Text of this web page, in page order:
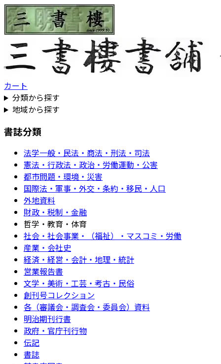
カート
分類から探す
地域から探す
書誌分類
法学一般・民法・商法・刑法・司法
憲法・行政法・政治・労働運動・公害
都市問題・環境・災害
国際法・軍事・外交・条約・移民・人口
外地資料
財政・税制・金融
哲学・教育・体育
社会・社会事業・（福祉）・マスコミ・労働
産業・会社史
経済・経営・会計・地理・統計
営業報告書
文学・美術・工芸・考古・民俗
創刊号コレクション
各（審議会・調査会・委員会）資料
明治期刊行書
政府・官庁刊行物
伝記
書誌